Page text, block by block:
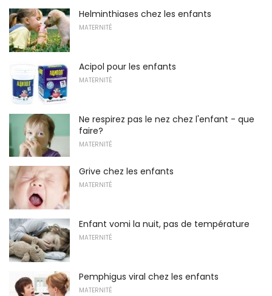
Helminthiases chez les enfants
MATERNITÉ
Acipol pour les enfants
MATERNITÉ
Ne respirez pas le nez chez l'enfant - que
faire?
MATERNITÉ
Grive chez les enfants
MATERNITÉ
Enfant vomi la nuit, pas de température
MATERNITÉ
Pemphigus viral chez les enfants
MATERNITÉ